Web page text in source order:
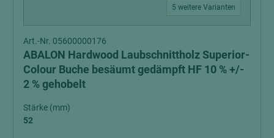
5 weitere Varianten
Art.-Nr. 05600000176
ABALON Hardwood Laubschnittholz Superior-
Colour Buche besäumt gedämpft HF 10 % +/-
2 % gehobelt
Stärke (mm)
52